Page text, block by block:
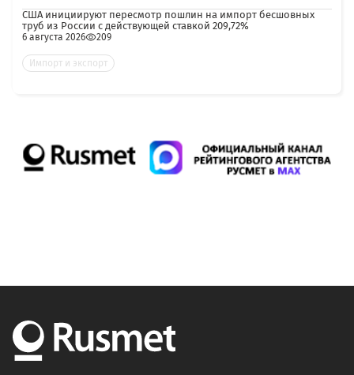
США инициируют пересмотр пошлин на импорт бесшовных
труб из России с действующей ставкой 209,72%
6 августа 2026 209
Импорт и экспорт